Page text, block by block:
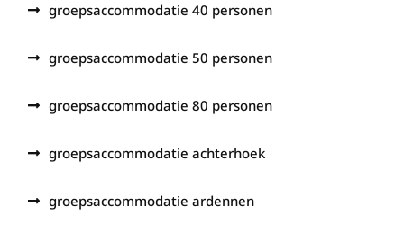
groepsaccommodatie 40 personen
groepsaccommodatie 50 personen
groepsaccommodatie 80 personen
groepsaccommodatie achterhoek
groepsaccommodatie ardennen